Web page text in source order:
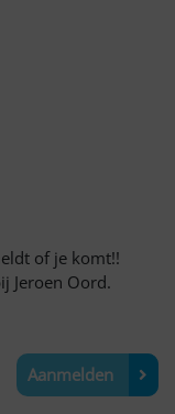
of je komt!!
Jeroen Oord.
Aanmelden